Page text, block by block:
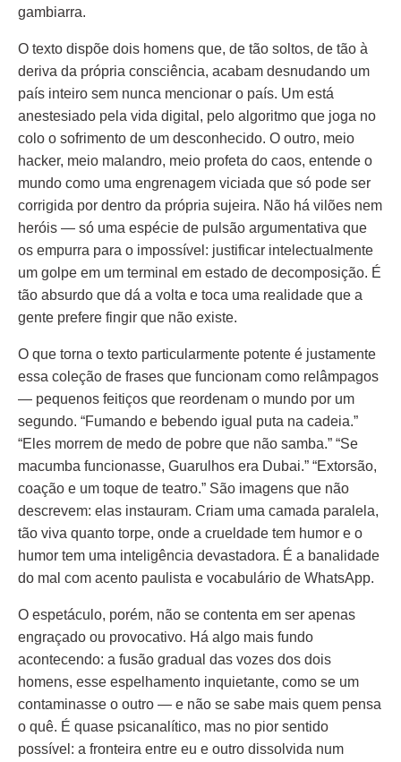
gambiarra.
O texto dispõe dois homens que, de tão soltos, de tão à
deriva da própria consciência, acabam desnudando um
país inteiro sem nunca mencionar o país. Um está
anestesiado pela vida digital, pelo algoritmo que joga no
colo o sofrimento de um desconhecido. O outro, meio
hacker, meio malandro, meio profeta do caos, entende o
mundo como uma engrenagem viciada que só pode ser
corrigida por dentro da própria sujeira. Não há vilões nem
heróis — só uma espécie de pulsão argumentativa que
os empurra para o impossível: justificar intelectualmente
um golpe em um terminal em estado de decomposição. É
tão absurdo que dá a volta e toca uma realidade que a
gente prefere fingir que não existe.
O que torna o texto particularmente potente é justamente
essa coleção de frases que funcionam como relâmpagos
— pequenos feitiços que reordenam o mundo por um
segundo. “Fumando e bebendo igual puta na cadeia.”
“Eles morrem de medo de pobre que não samba.” “Se
macumba funcionasse, Guarulhos era Dubai.” “Extorsão,
coação e um toque de teatro.” São imagens que não
descrevem: elas instauram. Criam uma camada paralela,
tão viva quanto torpe, onde a crueldade tem humor e o
humor tem uma inteligência devastadora. É a banalidade
do mal com acento paulista e vocabulário de WhatsApp.
O espetáculo, porém, não se contenta em ser apenas
engraçado ou provocativo. Há algo mais fundo
acontecendo: a fusão gradual das vozes dos dois
homens, esse espelhamento inquietante, como se um
contaminasse o outro — e não se sabe mais quem pensa
o quê. É quase psicanalítico, mas no pior sentido
possível: a fronteira entre eu e outro dissolvida num